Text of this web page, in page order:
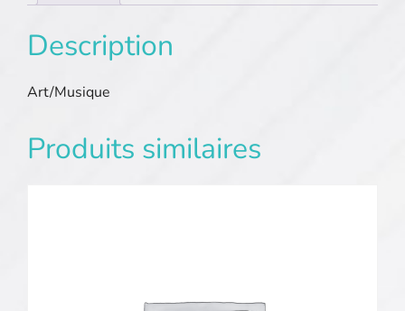
Description
Art/Musique
Produits similaires